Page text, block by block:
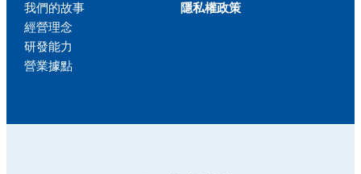
我們的故事
經營理念
研發能力
營業據點
隱私權政策